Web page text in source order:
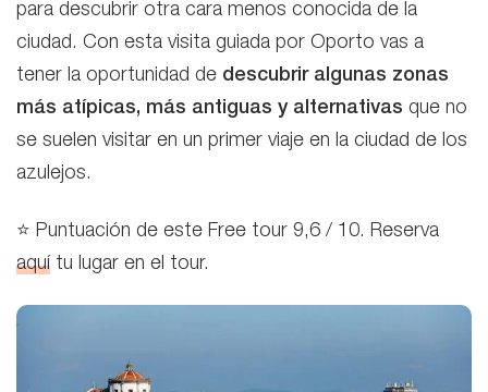
para descubrir otra cara menos conocida de la
ciudad. Con esta visita guiada por Oporto vas a
tener la oportunidad de descubrir algunas zonas
más atípicas, más antiguas y alternativas que no
se suelen visitar en un primer viaje en la ciudad de los
azulejos.
⭐ Puntuación de este Free tour 9,6 / 10. Reserva
aquí tu lugar en el tour.